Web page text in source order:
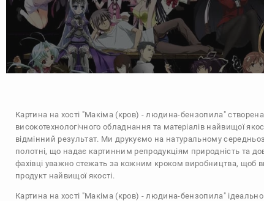
Картина на хості "Макіма (кров) - людина-бензопила"
високотехнологічного обладнання та матеріалів найвищої
відмінний результат. Ми друкуємо на натуральному
полотні, що надає картинним репродукціям природність та
фахівці уважно стежать за кожним кроком виробництва, щоб
продукт найвищої якості.
Картина на хості "Макіма (кров) - людина-бензопила"